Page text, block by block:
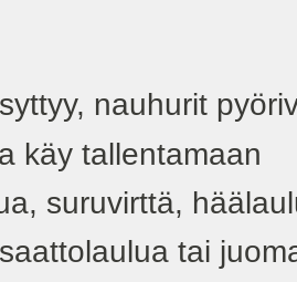
nauhurit
käy tallentamaan
suruvirttä,
tai